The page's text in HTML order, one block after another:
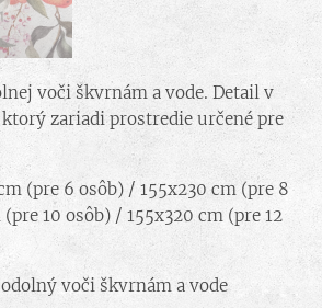
voči škvrnám a vode. Detail v
zariadi prostredie určené pre
(pre 6 osôb) / 155x230 cm (pre 8
10 osôb) / 155x320 cm (pre 12
voči škvrnám a vode